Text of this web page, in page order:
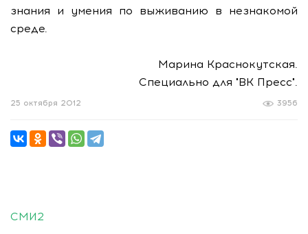
знания и умения по выживанию в незнакомой
среде.
Марина Краснокутская.
Специально для "ВК Пресс".
3956
25 октября 2012
СМИ2